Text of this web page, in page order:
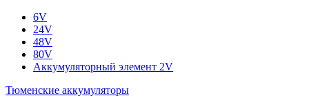
6V
24V
48V
80V
Аккумуляторный элемент 2V
Тюменские аккумуляторы